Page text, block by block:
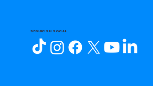
SEGUICI SUI SOCIAL